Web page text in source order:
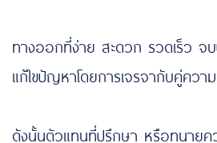
ทางออกที่ง่าย สะดวก รวดเร็ว จ
แก้ไขปัญหาโดยการเจรจากับคู่คว
ดังนั้นตัวแทนที่ปรึกษา หรือทนายค